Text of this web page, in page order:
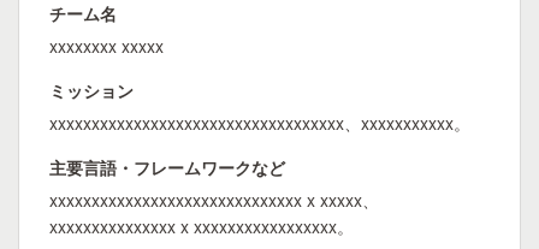
チーム名
xxxxxxxx xxxxx
ミッション
xxxxxxxxxxxxxxxxxxxxxxxxxxxxxxxxxxx、xxxxxxxxxxx。
主要言語・フレームワークなど
xxxxxxxxxxxxxxxxxxxxxxxxxxxxxx x xxxxx、
xxxxxxxxxxxxxxx x xxxxxxxxxxxxxxxxx。